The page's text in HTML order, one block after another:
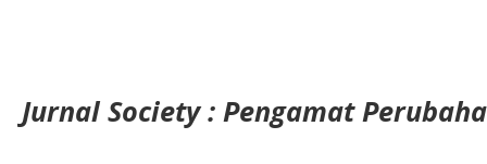
Jurnal Society : Pengamat